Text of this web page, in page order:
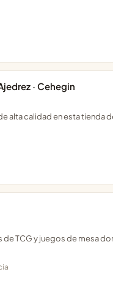
· Cehegin
alta calidad en esta tienda
TCG y juegos de mesa